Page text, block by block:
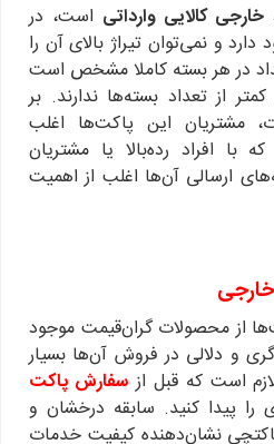
کالایی وارداتی است، در
و نمی‌توان تیراژ بالای آن را
در هر بسته کاملا مشخص است
از تعداد بسته‌ها ندارند. بر
مشتریان این پاکت‌ها اغلب
افراد رده‌بالا یا مشتریان
ارسالی آن‌ها اغلب از اهمیت
از محصولات گران‌قیمت موجود
و دلالی در فروش آن‌ها بسیار
است که قبل ازسفارش پاکت
را پیدا کنید. سابقه درخشان و
نشان‌دهنده کیفیت خدمات